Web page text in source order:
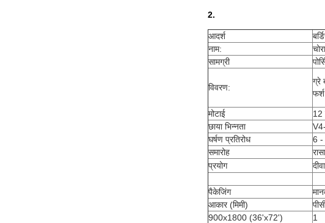
2.
आदर्श
नाम:
सामग्री
विवरण:
ग्रे
मोटाई
12
छाया भिन्नता
घर्षण प्रतिरोध
6 -
समारोह
प्रयोग
पैकेजिंग
आकार (मिमी)
900x1800 (36'x72')
1